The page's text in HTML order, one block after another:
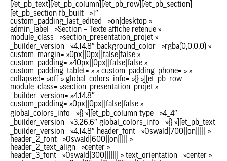
[/et_pb_text][/et_pb_column][/et_pb_row][/et_pb_section]
[et_pb_section fb_built= »1″
custom_padding_last_edited= »on|desktop »
admin_label= »Section – Texte affiche retenue »
module_class= »section_presentation_projet »
_builder_version= »4.14.8″ background_color= »rgba(0,0,0,0) »
custom_margin= »0px||0px||false|false »
custom_padding= »40px||0px||false|false »
custom_padding_tablet= » » custom_padding_phone= » »
collapsed= »off » global_colors_info= »{} »][et_pb_row
module_class= »section_presentation_projet »
_builder_version= »4.14.8″
custom_padding= »0px||0px||false|false »
global_colors_info= »{} »][et_pb_column type= »4_4″
_builder_version= »3.26.6″ global_colors_info= »{} »][et_pb_text
_builder_version= »4.14.8″ header_font= »Oswald|700||on||||| »
header_2_font= »Oswald|600||on||||| »
header_2_text_align= »center »
header_3_font= »Oswald|300||||||| » text_orientation= »center »